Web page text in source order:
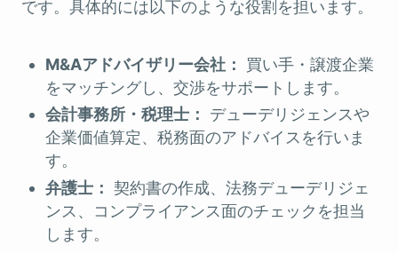
です。具体的には以下のような役割を担います。
M&Aアドバイザリー会社：
買い手・譲渡企業
をマッチングし、交渉をサポートします。
会計事務所・税理士：
デューデリジェンスや
企業価値算定、税務面のアドバイスを行いま
す。
弁護士： 契約書の作成、法務デューデリジェ
ンス、コンプライアンス面のチェックを担当
します。